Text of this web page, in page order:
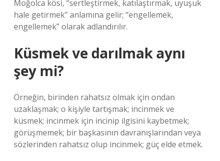
Moğolca kösi, “sertleştirmek, katılaştırmak, uyuşuk
hale getirmek” anlamına gelir; “engellemek,
engellemek” olarak adlandırılır.
Küsmek ve darılmak aynı
şey mi?
Örneğin, birinden rahatsız olmak için ondan
uzaklaşmak; o kişiyle tartışmak; incinmek ve
küsmek; incinmek için incinip ilgisini kaybetmek;
görüşmemek; bir başkasının davranışlarından veya
sözlerinden rahatsız olup incinmek; güç elde etmek.